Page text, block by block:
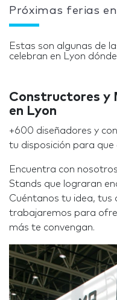
Próximas ferias
Estas son algunas de
celebran en Lyon
Constructores y
en Lyon
+600 diseñadores y
tu disposición para que
Encuentra con
Stands que lograran
Cuéntanos tu idea, tus
trabajaremos para
más te convengan.